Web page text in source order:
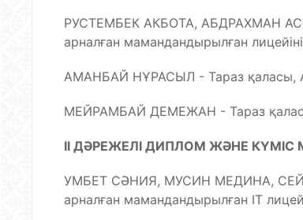
РУСТЕМБЕК АКБОТА, АБДРАХМАН
арналған мамандандырылған
АМАНБАЙ НҰРАСЫЛ - Тараз қаласы,
МЕЙРАМБАЙ ДЕМЕЖАН - Тараз
ІI ДӘРЕЖЕЛІ ДИПЛОМ ЖӘНЕ КҮМІС
УМБЕТ СӘНИЯ, МУСИН МЕДИНА,
арналған мамандандырылған ІТ